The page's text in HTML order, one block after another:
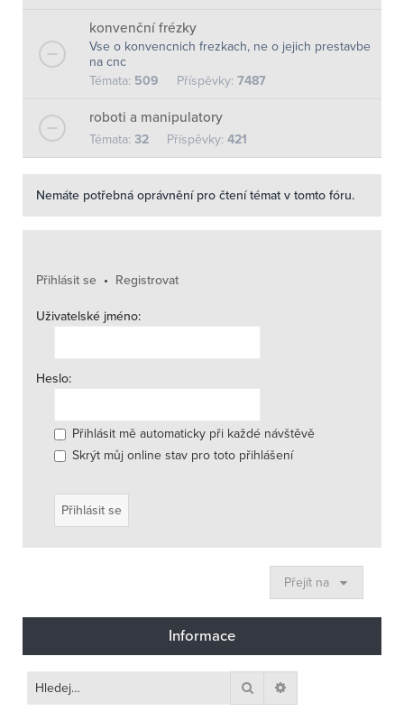
konvenční frézky
Vse o konvencnich frezkach, ne o jejich prestavbe
na cnc
Témata: 509 Příspěvky: 7487
roboti a manipulatory
Témata: 32 Příspěvky: 421
Nemáte potřebná oprávnění pro čtení témat v tomto fóru.
Přihlásit se • Registrovat
Uživatelské jméno:
Heslo:
Přihlásit mě automaticky při každé návštěvě
Skrýt můj online stav pro toto přihlášení
Přejít na
Informace
Hledat